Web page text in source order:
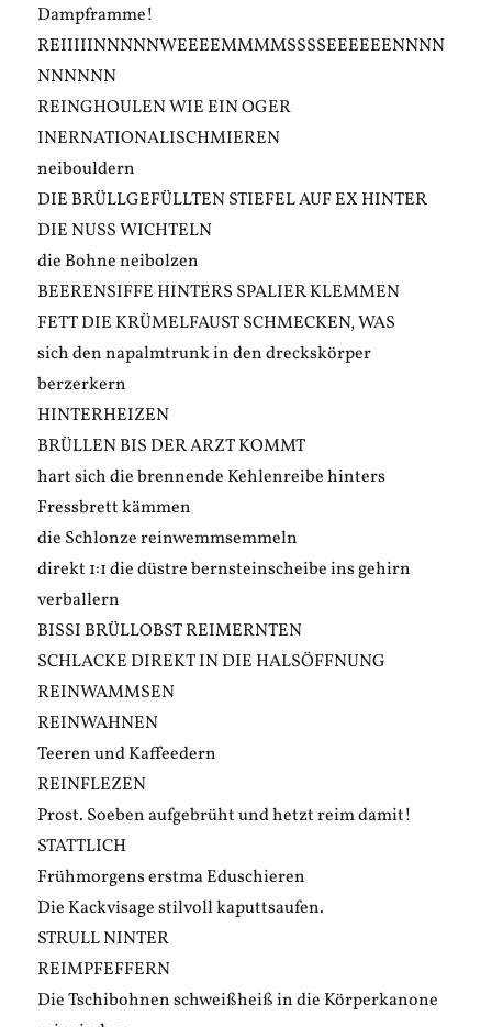
Dampframme!
REIIIIINNNNNWEEEEMMMMSSSSEEEEEENNNN
NNNNNN
REINGHOULEN WIE EIN OGER
INERNATIONALISCHMIEREN
neibouldern
DIE BRÜLLGEFÜLLTEN STIEFEL AUF EX HINTER
DIE NUSS WICHTELN
die Bohne neibolzen
BEERENSIFFE HINTERS SPALIER KLEMMEN
FETT DIE KRÜMELFAUST SCHMECKEN, WAS
sich den napalmtrunk in den dreckskörper
berzerkern
HINTERHEIZEN
BRÜLLEN BIS DER ARZT KOMMT
hart sich die brennende Kehlenreibe hinters
Fressbrett kämmen
die Schlonze reinwemmsemmeln
direkt 1:1 die düstre bernsteinscheibe ins gehirn
verballern
BISSI BRÜLLOBST REIMERNTEN
SCHLACKE DIREKT IN DIE HALSÖFFNUNG
REINWAMMSEN
REINWAHNEN
Teeren und Kaffeedern
REINFLEZEN
Prost. Soeben aufgebrüht und hetzt reim damit!
STATTLICH
Frühmorgens erstma Eduschieren
Die Kackvisage stilvoll kaputtsaufen.
STRULL NINTER
REIMPFEFFERN
Die Tschibohnen schweißheiß in die Körperkanone